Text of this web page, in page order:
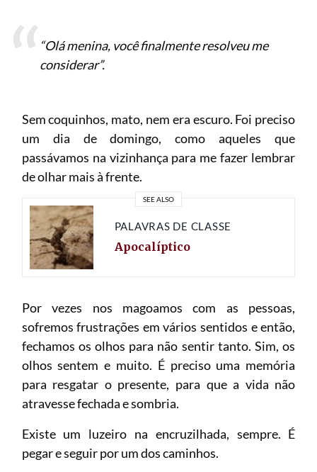
“Olá menina, você finalmente resolveu me
considerar”.
Sem coquinhos, mato, nem era escuro. Foi preciso
um dia de domingo, como aqueles que
passávamos na vizinhança para me fazer lembrar
de olhar mais à frente.
SEE ALSO
PALAVRAS DE CLASSE
Apocalíptico
Por vezes nos magoamos com as pessoas,
sofremos frustrações em vários sentidos e então,
fechamos os olhos para não sentir tanto. Sim, os
olhos sentem e muito. É preciso uma memória
para resgatar o presente, para que a vida não
atravesse fechada e sombria.
Existe um luzeiro na encruzilhada, sempre. É
pegar e seguir por um dos caminhos.